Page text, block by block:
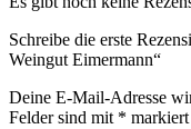
Schreibe die erste
Weingut Eimermann“
Deine E-Mail-Adresse
Felder sind mit * markiert